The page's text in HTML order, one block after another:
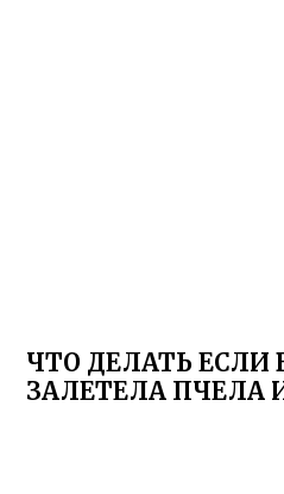
ЧТО ДЕЛАТЬ ЕСЛИ
ЗАЛЕТЕЛА ПЧЕЛА